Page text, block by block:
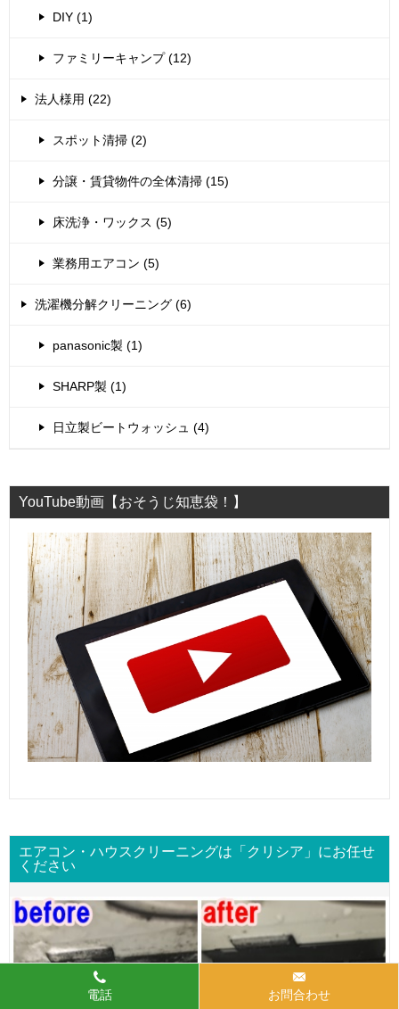
DIY (1)
ファミリーキャンプ (12)
法人様用 (22)
スポット清掃 (2)
分譲・賃貸物件の全体清掃 (15)
床洗浄・ワックス (5)
業務用エアコン (5)
洗濯機分解クリーニング (6)
panasonic製 (1)
SHARP製 (1)
日立製ビートウォッシュ (4)
YouTube動画【おそうじ知恵袋！】
エアコン・ハウスクリーニングは「クリシア」にお任せ
ください
電話 お問合わせ